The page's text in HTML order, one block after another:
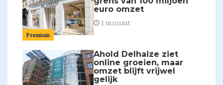
Premium
euro omzet
1 minuut
Ahold Delhaize ziet
online groeien, maar
omzet blijft vrijwel
gelijk